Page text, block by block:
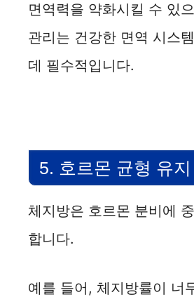
면역력을 약화시킬 수 있
관리는 건강한 면역 시스
데 필수적입니다.
5. 호르몬 균형 유지
체지방은 호르몬 분비에
합니다.
예를 들어, 체지방률이 너